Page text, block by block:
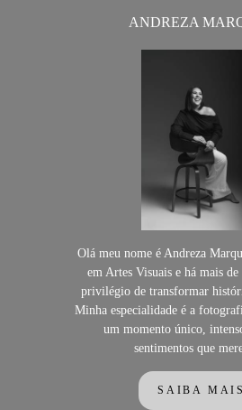
ANDREZA
Olá meu nome é Andreza
em Artes Visuais e há mais
privilégio de transformar
Minha especialidade é a
um momento único,
sentimentos que
SAIBA MAIS